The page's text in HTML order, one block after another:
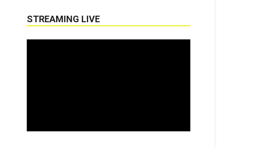
STREAMING LIVE